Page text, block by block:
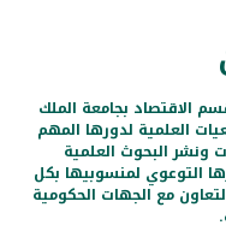
الاقتصاد بجامعة الملك
العلمية لدورها المهم
ونشر البحوث العلمية
التوعوي لمنسوبيها بكل
مع الجهات الحكومية